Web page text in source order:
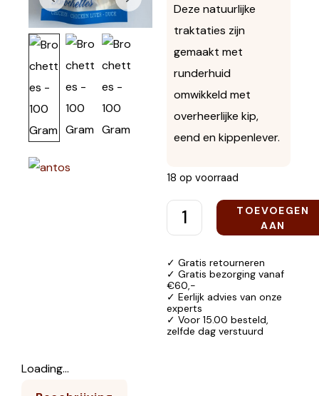
Deze natuurlijke
traktaties zijn
gemaakt met
runderhuid
omwikkeld met
overheerlijke kip,
eend en kippenlever.
18 op voorraad
TOEVOEGEN
AAN
✓ Gratis retourneren
✓ Gratis bezorging vanaf
€60,-
✓ Eerlijk advies van onze
experts
✓ Voor 15.00 besteld,
zelfde dag verstuurd
Loading...